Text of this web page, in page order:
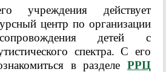
учреждения действует
центр по организации
детей с
спектра. С его
в разделе РРЦ